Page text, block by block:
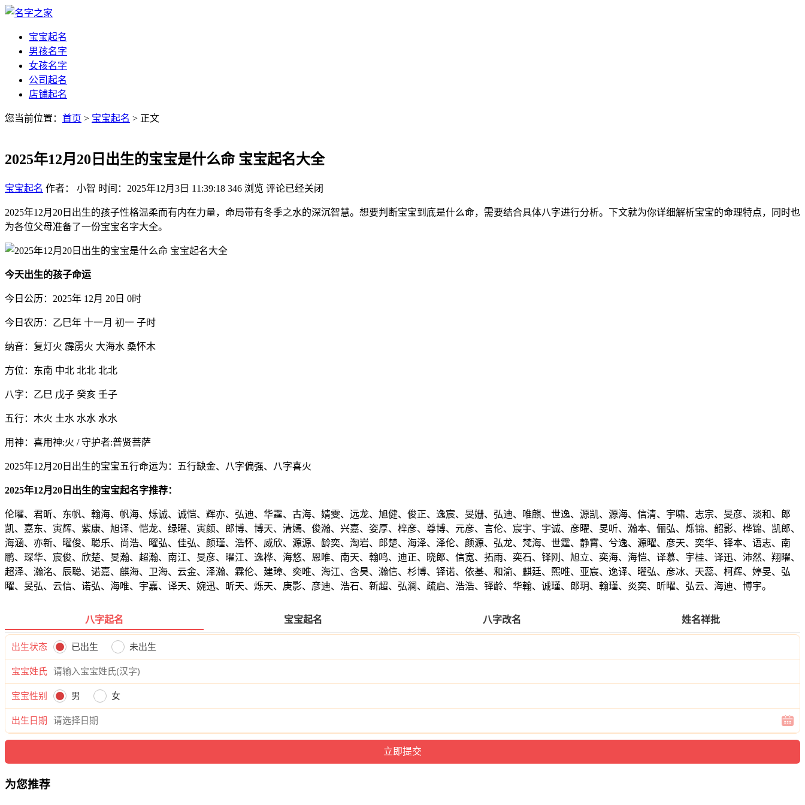
宝宝起名
男孩名字
女孩名字
公司起名
店铺起名
您当前位置： 首页 > 宝宝起名 > 正文
2025年12月20日出生的宝宝是什么命 宝宝起名大全
宝宝起名 作者： 小智 时间：2025年12月3日 11:39:18 346 浏览 评论已经关闭
2025年12月20日出生的孩子性格温柔而有内在力量，命局带有冬季之水的深沉智慧。想要判断宝宝到底是什么命，需要结合具体八字进行分析。下文就为你详细解析宝宝的命理特点，同时也
为各位父母准备了一份宝宝名字大全。
今天出生的孩子命运
今日公历：2025年 12月 20日 0时
今日农历：乙巳年 十一月 初一 子时
纳音：复灯火 霹雳火 大海水 桑怀木
方位：东南 中北 北北 北北
八字：乙巳 戊子 癸亥 壬子
五行：木火 土水 水水 水水
用神：喜用神:火 / 守护者:普贤菩萨
2025年12月20日出生的宝宝五行命运为：五行缺金、八字偏强、八字喜火
2025年12月20日出生的宝宝起名字推荐：
伦曜、君昕、东帆、翰海、帆海、烁诚、诚恺、辉亦、弘迪、华霆、古海、婧雯、远龙、旭健、俊正、逸宸、旻姗、弘迪、唯麒、世逸、源凯、源海、信清、宇啸、志宗、旻彦、淡和、郎
凯、嘉东、寅辉、紫康、旭译、恺龙、绿曜、寅颜、郎博、博天、清嫣、俊瀚、兴嘉、姿厚、梓彦、尊博、元彦、言伦、宸宇、宇诚、彦曜、旻听、瀚本、俪弘、烁锦、韶影、桦锦、凯郎、
海涵、亦新、曜俊、聪乐、尚浩、曜弘、佳弘、颜瑾、浩怀、威欣、源源、龄奕、淘岩、郎楚、海泽、泽伦、颜源、弘龙、梵海、世霆、静霄、兮逸、源曜、彦天、奕华、铎本、语志、南
鹏、琛华、宸俊、欣楚、旻瀚、超瀚、南江、旻彦、曜江、逸桦、海悠、恩唯、南天、翰鸣、迪正、晓郎、信宽、拓雨、奕石、铎刚、旭立、奕海、海恺、译慕、宇桂、译迅、沛然、翔曜、
超泽、瀚洺、辰聪、诺嘉、麒海、卫海、云金、泽瀚、霖伦、建璋、奕唯、海江、含昊、瀚信、杉博、铎诺、依基、和渝、麒廷、熙唯、亚宸、逸译、曜弘、彦冰、天蕊、柯辉、婷旻、弘
曜、旻弘、云信、诺弘、海唯、宇嘉、译天、婉迅、昕天、烁天、庚影、彦迪、浩石、新超、弘澜、疏启、浩浩、铎龄、华翰、诚瑾、郎玥、翰瑾、炎奕、昕曜、弘云、海迪、博宇。
八字起名 宝宝起名 八字改名 姓名祥批
出生状态 已出生 未出生
宝宝姓氏
宝宝性别 男 女
出生日期
为您推荐